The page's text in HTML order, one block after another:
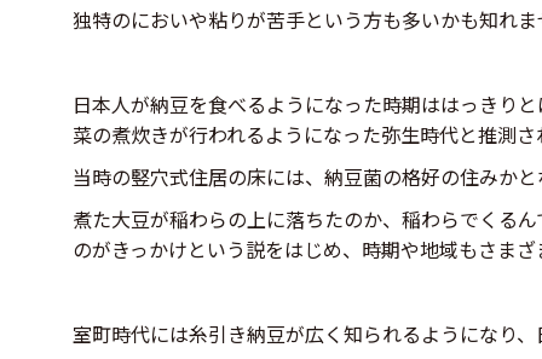
独特のにおいや粘りが苦手という方も多いかも知れ
日本人が納豆を食べるようになった時期ははっきり
菜の煮炊きが行われるようになった弥生時代と推測さ
当時の竪穴式住居の床には、納豆菌の格好の住みか
煮た大豆が稲わらの上に落ちたのか、稲わらでくる
のがきっかけという説をはじめ、時期や地域もさま
室町時代には糸引き納豆が広く知られるようになり